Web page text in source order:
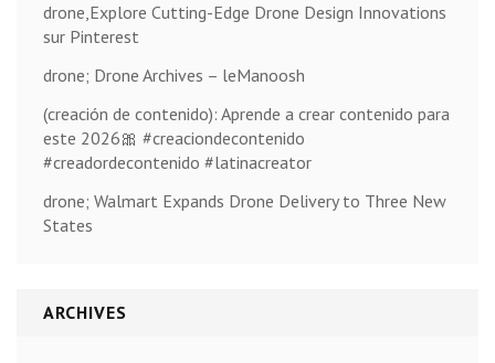
drone,Explore Cutting-Edge Drone Design Innovations
sur Pinterest
drone; Drone Archives – leManoosh
(creación de contenido): Aprende a crear contenido para
este 2026🎀 #creaciondecontenido
#creadordecontenido #latinacreator
drone; Walmart Expands Drone Delivery to Three New
States
ARCHIVES